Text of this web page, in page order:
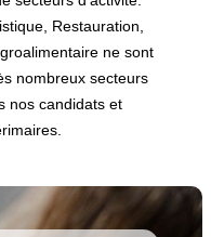
Restauration,
ne sont
nombreux secteurs
nos candidats et